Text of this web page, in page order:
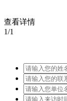
查看详情
1/1